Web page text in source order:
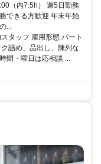
（内7.5h） 週5日勤務
できる方歓迎 年末年始
...
タッフ 雇用形態 パート
詰め、品出し、陳列な
間・曜日は応相談 ...